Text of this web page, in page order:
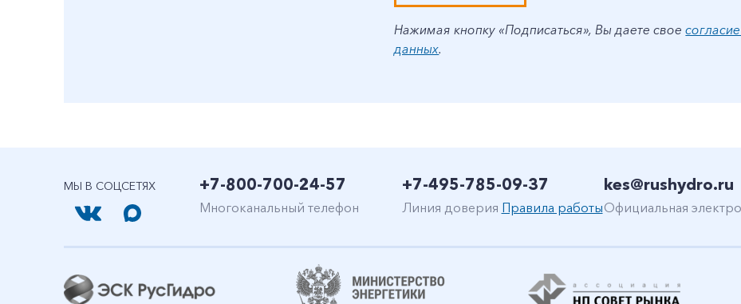
Нажимая кнопку «Подписаться», Вы даете свое
данных.
МЫ В СОЦСЕТЯХ +7-800-700-24-57
Многоканальный телефон
+7-495-785-09-37
Линия доверия Правила работы
kes@rushydro.ru
Официальная